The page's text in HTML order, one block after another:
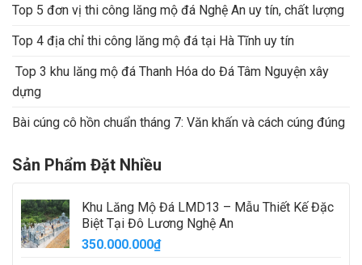
Top 5 đơn vị thi công lăng mộ đá Nghệ An uy tín, chất lượng
Top 4 địa chỉ thi công lăng mộ đá tại Hà Tĩnh uy tín
Top 3 khu lăng mộ đá Thanh Hóa do Đá Tâm Nguyện xây
dựng
Bài cúng cô hồn chuẩn tháng 7: Văn khấn và cách cúng đúng
Sản Phẩm Đặt Nhiều
Khu Lăng Mộ Đá LMD13 – Mẫu Thiết Kế Đặc
Biệt Tại Đô Lương Nghệ An
350.000.000₫